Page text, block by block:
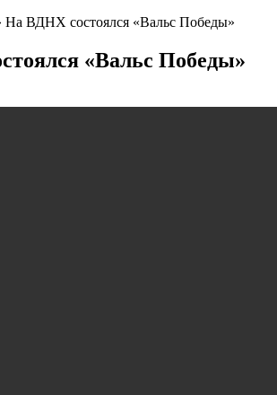
На ВДНХ состоялся «Вальс Победы»
«Вальс Победы»